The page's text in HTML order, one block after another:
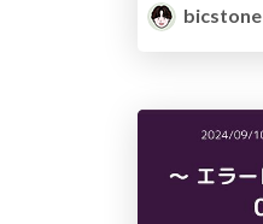
bicstone